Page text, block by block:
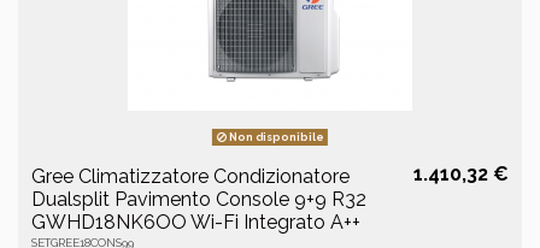
Non disponibile
Gree Climatizzatore Condizionatore
Dualsplit Pavimento Console 9+9 R32
GWHD18NK6OO Wi-Fi Integrato A++
SETGREE18CONS99
1.410,32 €